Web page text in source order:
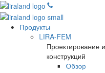
Продукты
LIRA-FEM
Проектирование
конструкций
Обзор